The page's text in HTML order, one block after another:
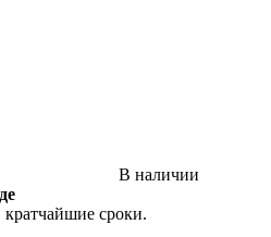
В наличии
кратчайшие сроки.